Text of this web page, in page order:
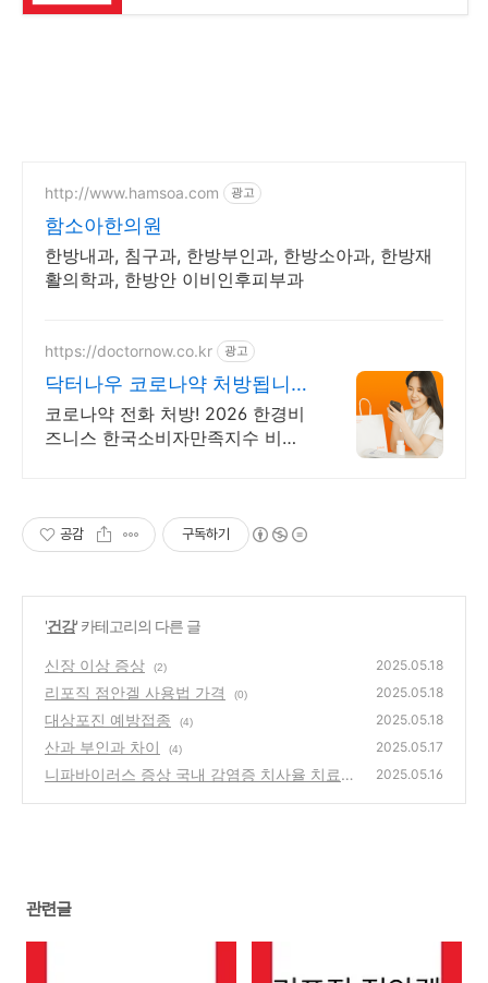
http://www.hamsoa.com 광고
함소아한의원
한방내과, 침구과, 한방부인과, 한방소아과, 한방재
활의학과, 한방안 이비인후피부과
https://doctornow.co.kr 광고
닥터나우 코로나약 처방됩니다
365일 24시간 진료가능
코로나약 전화 처방! 2026 한경비
즈니스 한국소비자만족지수 비대
공감 구독하기
'건강' 카테고리의 다른 글
신장 이상 증상 (2) 2025.05.18
리포직 점안겔 사용법 가격 (0) 2025.05.18
대상포진 예방접종 (4) 2025.05.18
산과 부인과 차이 (4) 2025.05.17
니파바이러스 증상 국내 감염증 치사율 치료제
2025.05.16
관련글